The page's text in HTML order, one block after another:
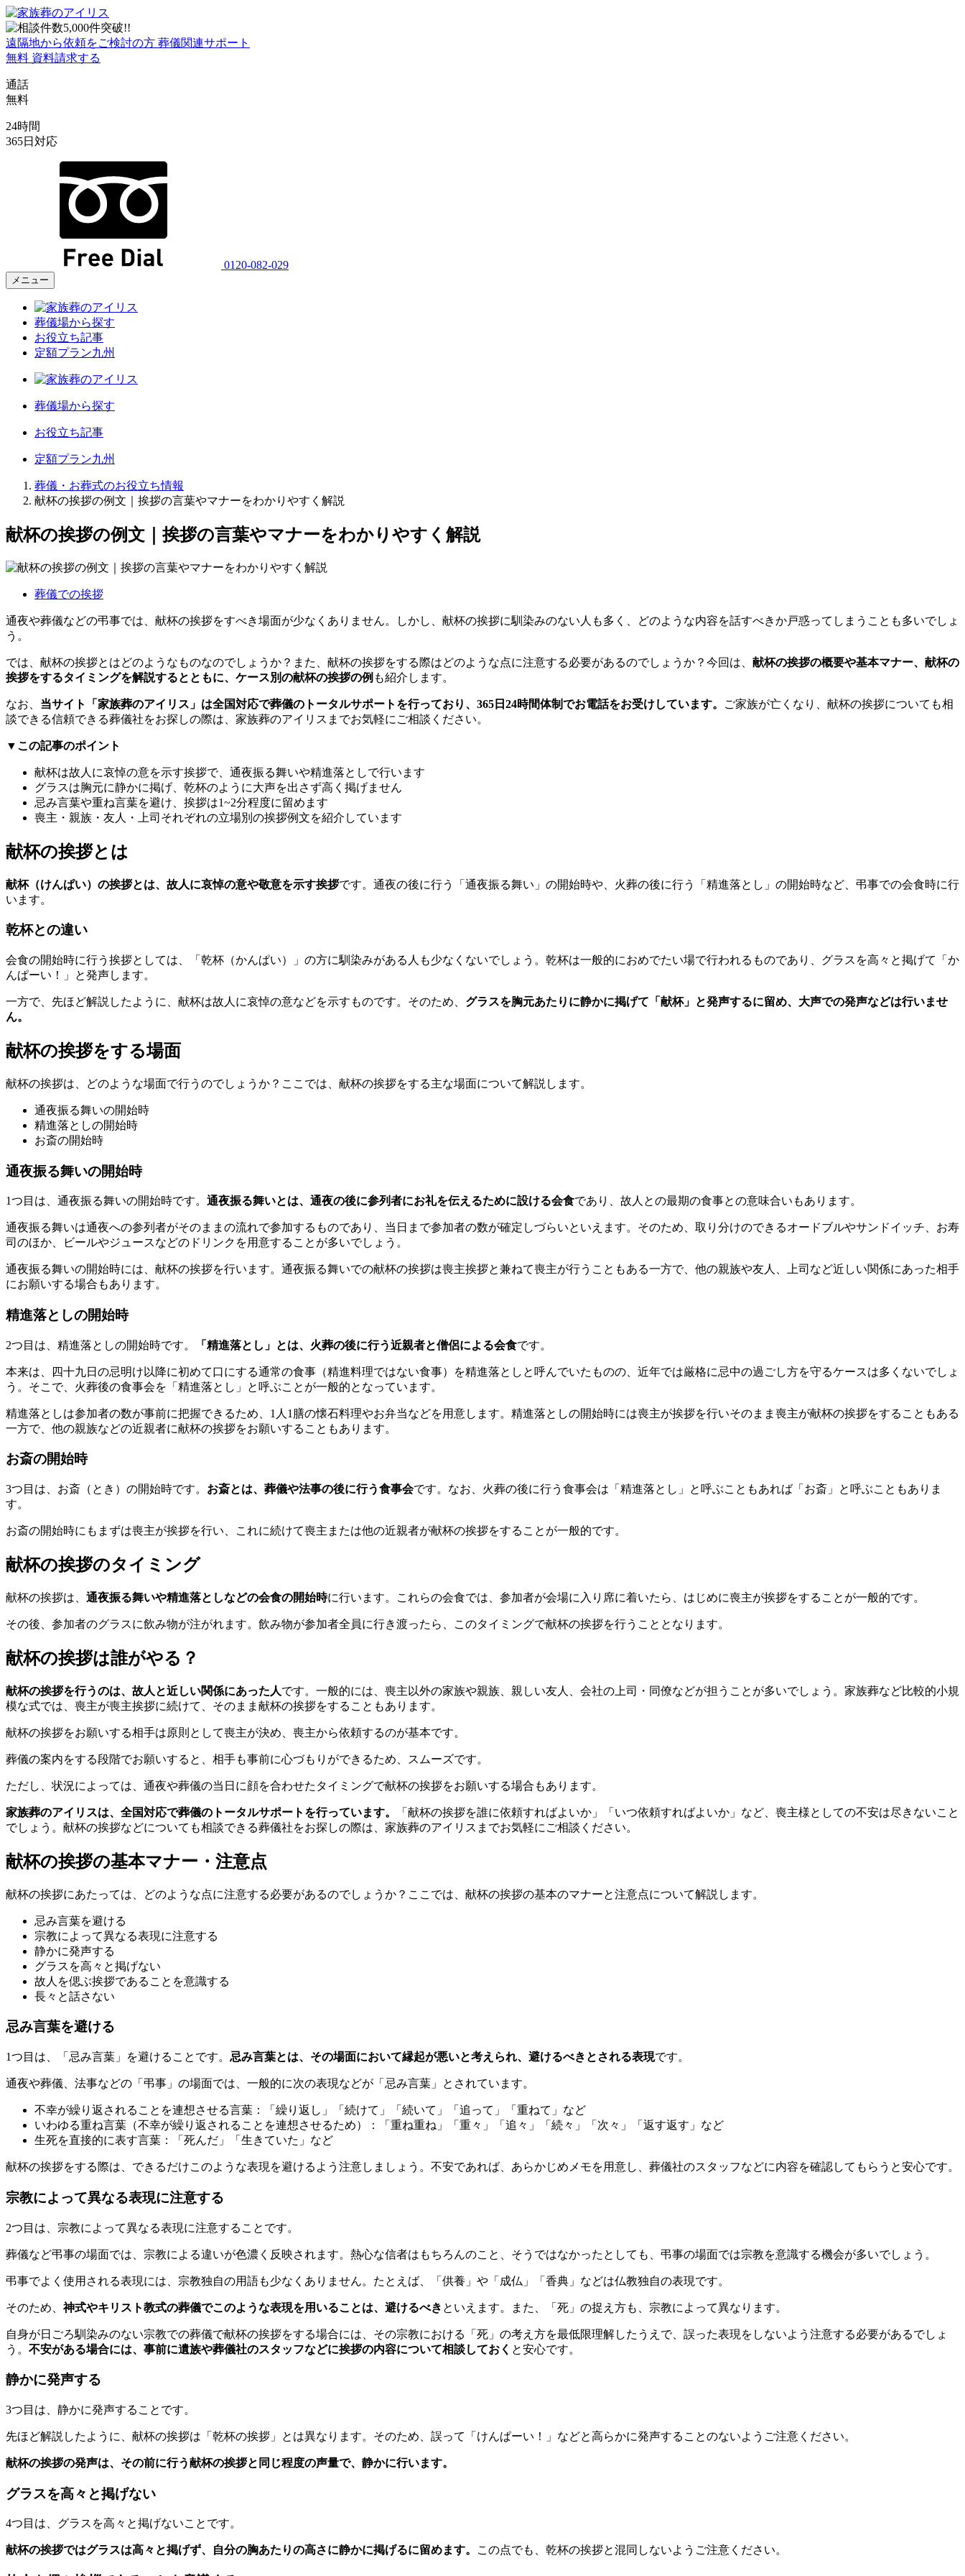
遠隔地から依頼をご検討の方 葬儀関連サポート
無料 資料請求する
通話
無料
24時間
365日対応
0120-082-029
メニュー
葬儀場から探す
お役立ち記事
定額プラン九州
葬儀場から探す
お役立ち記事
定額プラン九州
葬儀・お葬式のお役立ち情報
献杯の挨拶の例文｜挨拶の言葉やマナーをわかりやすく解説
献杯の挨拶の例文｜挨拶の言葉やマナーをわかりやすく解説
葬儀での挨拶
通夜や葬儀などの弔事では、献杯の挨拶をすべき場面が少なくありません。しかし、献杯の挨拶に馴染みのない人も多く、どのような内容を話すべきか戸惑ってしまうことも多いでしょ
う。
では、献杯の挨拶とはどのようなものなのでしょうか？また、献杯の挨拶をする際はどのような点に注意する必要があるのでしょうか？今回は、 献杯の挨拶の概要や基本マナー、献杯の
挨拶をするタイミングを解説するとともに、ケース別の献杯の挨拶の例 も紹介します。
なお、 当サイト「家族葬のアイリス」は全国対応で葬儀のトータルサポートを行っており、365日24時間体制でお電話をお受けしています。
ご家族が亡くなり、献杯の挨拶についても相
談できる信頼できる葬儀社をお探しの際は、家族葬のアイリスまでお気軽にご相談ください。
▼この記事のポイント
献杯は故人に哀悼の意を示す挨拶で、通夜振る舞いや精進落としで行います
グラスは胸元に静かに掲げ、乾杯のように大声を出さず高く掲げません
忌み言葉や重ね言葉を避け、挨拶は1~2分程度に留めます
喪主・親族・友人・上司それぞれの立場別の挨拶例文を紹介しています
献杯の挨拶とは
献杯（けんぱい）の挨拶とは、故人に哀悼の意や敬意を示す挨拶です。通夜の後に行う「通夜振る舞い」の開始時や、火葬の後に行う「精進落とし」の開始時など、弔事での会食時に行
います。
乾杯との違い
会食の開始時に行う挨拶としては、「乾杯（かんぱい）」の方に馴染みがある人も少なくないでしょう。乾杯は一般的におめでたい場で行われるものであり、グラスを高々と掲げて「か
んぱーい！」と発声します。
一方で、先ほど解説したように、献杯は故人に哀悼の意などを示すものです。そのため、 グラスを胸元あたりに静かに掲げて「献杯」と発声するに留め、大声での発声などは行いませ
ん。
献杯の挨拶をする場面
献杯の挨拶は、どのような場面で行うのでしょうか？ここでは、献杯の挨拶をする主な場面について解説します。
通夜振る舞いの開始時
精進落としの開始時
お斎の開始時
通夜振る舞いの開始時
1つ目は、通夜振る舞いの開始時です。 通夜振る舞いとは、通夜の後に参列者にお礼を伝えるために設ける会食であり、故人との最期の食事との意味合いもあります。
通夜振る舞いは通夜への参列者がそのままの流れで参加するものであり、当日まで参加者の数が確定しづらいといえます。そのため、取り分けのできるオードブルやサンドイッチ、お寿
司のほか、ビールやジュースなどのドリンクを用意することが多いでしょう。
通夜振る舞いの開始時には、献杯の挨拶を行います。通夜振る舞いでの献杯の挨拶は喪主挨拶と兼ねて喪主が行うこともある一方で、他の親族や友人、上司など近しい関係にあった相手
にお願いする場合もあります。
精進落としの開始時
2つ目は、精進落としの開始時です。 「精進落とし」とは、火葬の後に行う近親者と僧侶による会食です。
本来は、四十九日の忌明け以降に初めて口にする通常の食事（精進料理ではない食事）を精進落としと呼んでいたものの、近年では厳格に忌中の過ごし方を守るケースは多くないでしょ
う。そこで、火葬後の食事会を「精進落とし」と呼ぶことが一般的となっています。
精進落としは参加者の数が事前に把握できるため、1人1膳の懐石料理やお弁当などを用意します。精進落としの開始時には喪主が挨拶を行いそのまま喪主が献杯の挨拶をすることもある
一方で、他の親族などの近親者に献杯の挨拶をお願いすることもあります。
お斎の開始時
3つ目は、お斎（とき）の開始時です。 お斎とは、葬儀や法事の後に行う食事会です。なお、火葬の後に行う食事会は「精進落とし」と呼ぶこともあれば「お斎」と呼ぶこともありま
す。
お斎の開始時にもまずは喪主が挨拶を行い、これに続けて喪主または他の近親者が献杯の挨拶をすることが一般的です。
献杯の挨拶のタイミング
献杯の挨拶は、 通夜振る舞いや精進落としなどの会食の開始時に行います。これらの会食では、参加者が会場に入り席に着いたら、はじめに喪主が挨拶をすることが一般的です。
その後、参加者のグラスに飲み物が注がれます。飲み物が参加者全員に行き渡ったら、このタイミングで献杯の挨拶を行うこととなります。
献杯の挨拶は誰がやる？
献杯の挨拶を行うのは、故人と近しい関係にあった人です。一般的には、喪主以外の家族や親族、親しい友人、会社の上司・同僚などが担うことが多いでしょう。家族葬など比較的小規
模な式では、喪主が喪主挨拶に続けて、そのまま献杯の挨拶をすることもあります。
献杯の挨拶をお願いする相手は原則として喪主が決め、喪主から依頼するのが基本です。
葬儀の案内をする段階でお願いすると、相手も事前に心づもりができるため、スムーズです。
ただし、状況によっては、通夜や葬儀の当日に顔を合わせたタイミングで献杯の挨拶をお願いする場合もあります。
家族葬のアイリスは、全国対応で葬儀のトータルサポートを行っています。
「献杯の挨拶を誰に依頼すればよいか」「いつ依頼すればよいか」など、喪主様としての不安は尽きないこと
でしょう。献杯の挨拶などについても相談できる葬儀社をお探しの際は、家族葬のアイリスまでお気軽にご相談ください。
献杯の挨拶の基本マナー・注意点
献杯の挨拶にあたっては、どのような点に注意する必要があるのでしょうか？ここでは、献杯の挨拶の基本のマナーと注意点について解説します。
忌み言葉を避ける
宗教によって異なる表現に注意する
静かに発声する
グラスを高々と掲げない
故人を偲ぶ挨拶であることを意識する
長々と話さない
忌み言葉を避ける
1つ目は、「忌み言葉」を避けることです。 忌み言葉とは、その場面において縁起が悪いと考えられ、避けるべきとされる表現です。
通夜や葬儀、法事などの「弔事」の場面では、一般的に次の表現などが「忌み言葉」とされています。
不幸が繰り返されることを連想させる言葉：「繰り返し」「続けて」「続いて」「追って」「重ねて」など
いわゆる重ね言葉（不幸が繰り返されることを連想させるため）：「重ね重ね」「重々」「追々」「続々」「次々」「返す返す」など
生死を直接的に表す言葉：「死んだ」「生きていた」など
献杯の挨拶をする際は、できるだけこのような表現を避けるよう注意しましょう。不安であれば、あらかじめメモを用意し、葬儀社のスタッフなどに内容を確認してもらうと安心です。
宗教によって異なる表現に注意する
2つ目は、宗教によって異なる表現に注意することです。
葬儀など弔事の場面では、宗教による違いが色濃く反映されます。熱心な信者はもちろんのこと、そうではなかったとしても、弔事の場面では宗教を意識する機会が多いでしょう。
弔事でよく使用される表現には、宗教独自の用語も少なくありません。たとえば、「供養」や「成仏」「香典」などは仏教独自の表現です。
そのため、神式やキリスト教式の葬儀でこのような表現を用いることは、避けるべき といえます。また、「死」の捉え方も、宗教によって異なります。
自身が日ごろ馴染みのない宗教での葬儀で献杯の挨拶をする場合には、その宗教における「死」の考え方を最低限理解したうえで、誤った表現をしないよう注意する必要があるでしょ
う。 不安がある場合には、事前に遺族や葬儀社のスタッフなどに挨拶の内容について相談しておく と安心です。
静かに発声する
3つ目は、静かに発声することです。
先ほど解説したように、献杯の挨拶は「乾杯の挨拶」とは異なります。そのため、誤って「けんぱーい！」などと高らかに発声することのないようご注意ください。
献杯の挨拶の発声は、その前に行う献杯の挨拶と同じ程度の声量で、静かに行います。
グラスを高々と掲げない
4つ目は、グラスを高々と掲げないことです。
献杯の挨拶ではグラスは高々と掲げず、自分の胸あたりの高さに静かに掲げるに留めます。 この点でも、乾杯の挨拶と混同しないようご注意ください。